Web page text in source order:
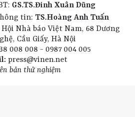
GS.TS.Đinh Xuân Dũng
tin: TS.Hoàng Anh Tuấn
Nhà báo Việt Nam, 68 Dương
Cầu Giấy, Hà Nội
008 008 - 0987 004 005
press@vinen.net
bản thử nghiệm